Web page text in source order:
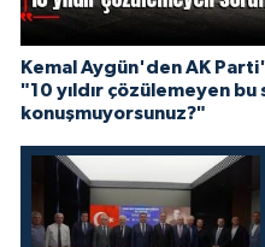
Kemal Aygün'den AK
"10 yıldır çözülemeyen
konuşmuyorsunuz?"